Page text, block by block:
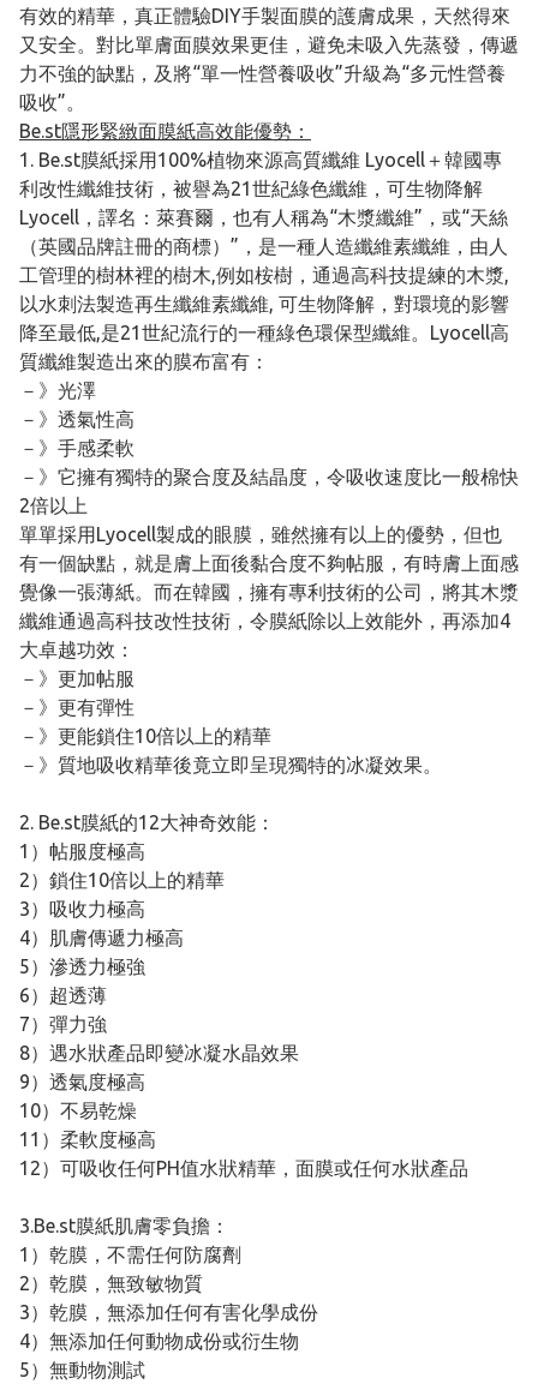
有效的精華，真正體驗DIY手製面膜的護膚成果，天然得來
又安全。對比單膚面膜效果更佳，避免未吸入先蒸發，傳遞
力不強的缺點，及將“單一性營養吸收”升級為“多元性營養
吸收”。
Be.st隱形緊緻面膜紙高效能優勢：
1. Be.st膜紙採用100%植物來源高質纖維 Lyocell＋韓國專
利改性纖維技術，被譽為21世紀綠色纖維，可生物降解
Lyocell，譯名：萊賽爾，也有人稱為“木漿纖維”，或“天絲
（英國品牌註冊的商標）”，是一種人造纖維素纖維，由人
工管理的樹林裡的樹木,例如桉樹，通過高科技提練的木漿,
以水刺法製造再生纖維素纖維, 可生物降解，對環境的影響
降至最低,是21世紀流行的一種綠色環保型纖維。Lyocell高
質纖維製造出來的膜布富有：
－》光澤
－》透氣性高
－》手感柔軟
－》它擁有獨特的聚合度及結晶度，令吸收速度比一般棉快
2倍以上
單單採用Lyocell製成的眼膜，雖然擁有以上的優勢，但也
有一個缺點，就是膚上面後黏合度不夠帖服，有時膚上面感
覺像一張薄紙。而在韓國，擁有專利技術的公司，將其木漿
纖維通過高科技改性技術，令膜紙除以上效能外，再添加4
大卓越功效：
－》更加帖服
－》更有彈性
－》更能鎖住10倍以上的精華
－》質地吸收精華後竟立即呈現獨特的冰凝效果。
2. Be.st膜紙的12大神奇效能：
1）帖服度極高
2）鎖住10倍以上的精華
3）吸收力極高
4）肌膚傳遞力極高
5）滲透力極強
6）超透薄
7）彈力強
8）遇水狀產品即變冰凝水晶效果
9）透氣度極高
10）不易乾燥
11）柔軟度極高
12）可吸收任何PH值水狀精華，面膜或任何水狀產品
3.Be.st膜紙肌膚零負擔：
1）乾膜，不需任何防腐劑
2）乾膜，無致敏物質
3）乾膜，無添加任何有害化學成份
4）無添加任何動物成份或衍生物
5）無動物測試